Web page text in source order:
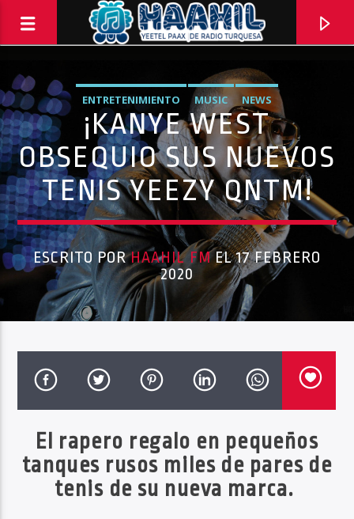
PROGRAMA ACTUAL
ELECTRICITY
Haahil FM
ENTRETENIMIENTO MUSIC NEWS
¡KANYE WEST
OBSEQUIO SUS NUEVOS
TENIS YEEZY QNTM!
ESCRITO PORHAAHIL FMEL 17 FEBRERO
2020
El rapero regalo en pequeños
tanques rusos miles de pares de
tenis de su nueva marca.